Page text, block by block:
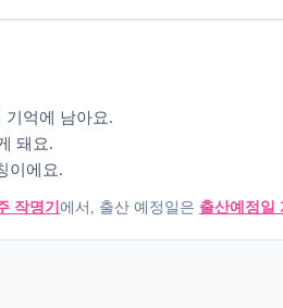
억에 남아요.
돼요.
이에요.
작명기 에서, 출산 예정일은 출산예정일